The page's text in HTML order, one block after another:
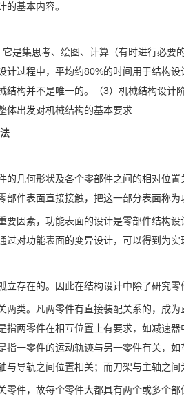
基本内容。
是集思考、绘图、计算（有时进行必
计过程中，平均约80%的时间用于结构
结构并不是唯一的。（3）机械结构设
体出发对机械结构的基本要求
的几何形状及各个零部件之间的相对位
部件表面直接接触，把这一部分表面称
要因素，功能表面的设计是零部件结构
对功能表面的变异设计，可以得到为实
立存在的。因此在结构设计中除了研究
两类。凡两零件有直接装配关系的，成
指两零件在相互位置上有要求，如减速
指一零件的运动轨迹与另一零件有关，
导轨之间位置相关；而刀架与主轴之间
零件，故每个零件大都具有两个或多个